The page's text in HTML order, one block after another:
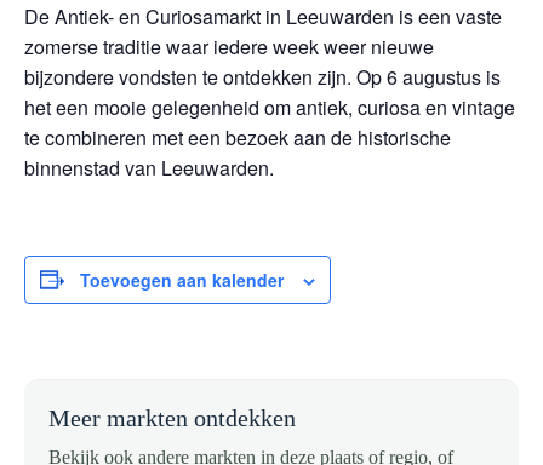
De Antiek- en Curiosamarkt in Leeuwarden is een vaste
zomerse traditie waar iedere week weer nieuwe
bijzondere vondsten te ontdekken zijn. Op 6 augustus is
het een mooie gelegenheid om antiek, curiosa en vintage
te combineren met een bezoek aan de historische
binnenstad van Leeuwarden.
Toevoegen aan kalender
Meer markten ontdekken
Bekijk ook andere markten in deze plaats of regio, of